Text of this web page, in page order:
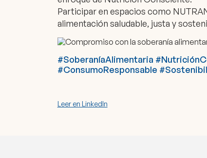
Participar en espacios como
alimentación saludable, justa y
#SoberaníaAlimentaria
#ConsumoResponsable
Leer en LinkedIn